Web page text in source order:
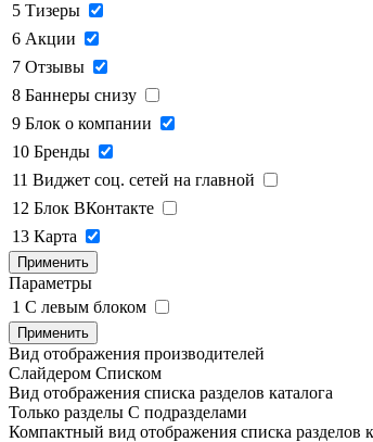
5 Тизеры
6 Акции
7 Отзывы
8 Баннеры снизу
9 Блок о компании
10 Бренды
11 Виджет соц. сетей на главной
12 Блок ВКонтакте
13 Карта
Применить
Параметры
1 C левым блоком
Применить
Вид отображения производителей
Слайдером Списком
Вид отображения списка разделов каталога
Только разделы С подразделами
Компактный вид отображения списка разделов